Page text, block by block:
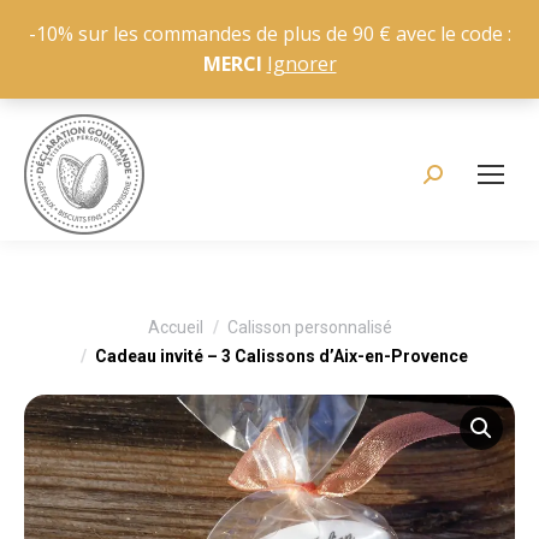
-10% sur les commandes de plus de 90 € avec le code :
MERCI Ignorer
Recherche
Accueil
Calisson personnalisé
Cadeau invité – 3 Calissons d’Aix-en-Provence